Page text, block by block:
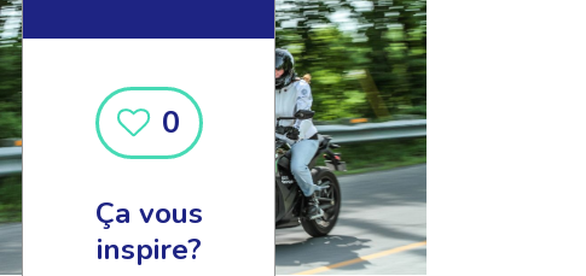
0
Ça vous
inspire?